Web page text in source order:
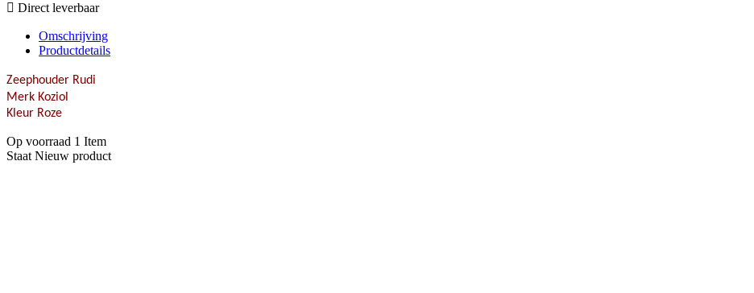
 Direct leverbaar
Omschrijving
Productdetails
Zeephouder Rudi
Merk Koziol
Kleur Roze
Op voorraad 1 Item
StaatNieuw product